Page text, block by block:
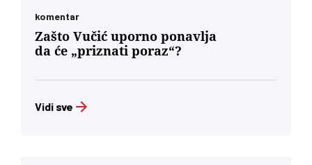
komentar
Zašto Vučić uporno ponavlja
da će „priznati poraz“?
Vidi sve